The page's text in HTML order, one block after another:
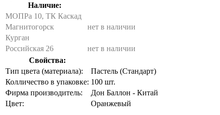
Наличие:
МОПРа 10, ТК Каскад
Магнитогорск
нет в наличии
Курган
Российская 26
нет в наличии
Свойства:
Тип цвета (материала):
Пастель (Стандарт)
Колличество в упаковке: 100 шт.
Фирма производитель:
Дон Баллон - Китай
Цвет:
Оранжевый